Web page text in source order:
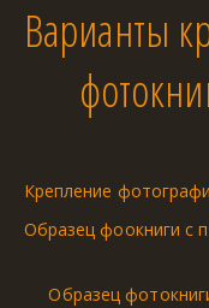
Варианты
Крепление
Образец фоокниги с
Образец